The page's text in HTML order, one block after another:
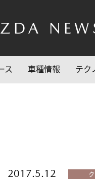
ス 車種情報 テク
2017.5.12